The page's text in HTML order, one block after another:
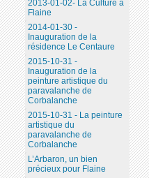
2013-01-02- La Culture à
Flaine
2014-01-30 -
Inauguration de la
résidence Le Centaure
2015-10-31 -
Inauguration de la
peinture artistique du
paravalanche de
Corbalanche
2015-10-31 - La peinture
artistique du
paravalanche de
Corbalanche
L’Arbaron, un bien
précieux pour Flaine